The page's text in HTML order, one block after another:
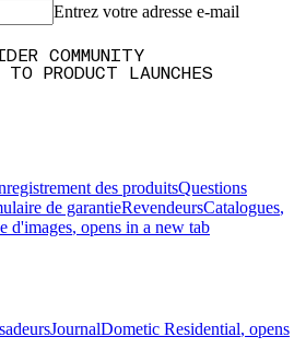
Entrez votre adresse e-mail
COMMUNITY
PRODUCT LAUNCHES
des produitsQuestions
de garantieRevendeursCatalogues,
d'images, opens in a new tab
JournalDometic Residential, opens